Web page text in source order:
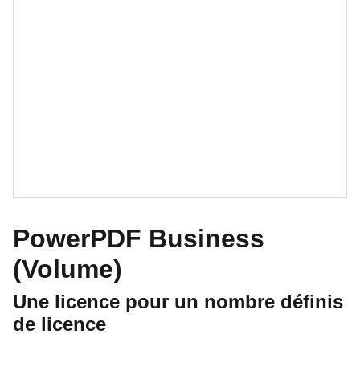
PowerPDF Business
(Volume)
Une licence pour un nombre définis
de licence